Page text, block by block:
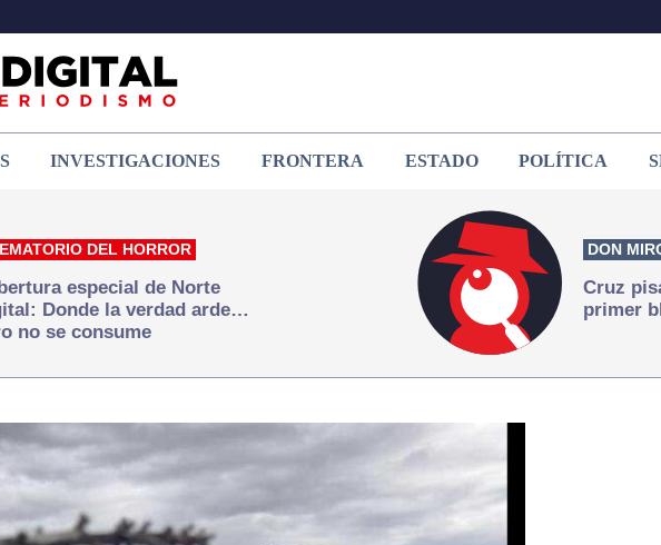
INVESTIGACIONES FRONTERA ESTADO POLÍTICA
DEL HORROR
especial de Norte
Donde la verdad arde…
no se consume
DON
Cruz
primer